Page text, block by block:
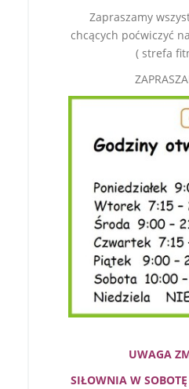
Zapraszamy
chcących poćwiczyć
( strefa
UWAGA
SIŁOWNIA W